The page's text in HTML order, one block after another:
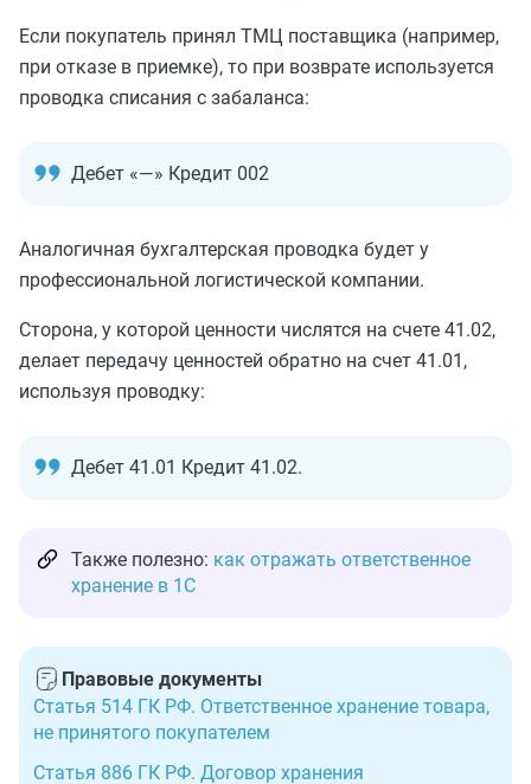
Если покупатель принял ТМЦ поставщика (например,
при отказе в приемке), то при возврате используется
проводка списания с забаланса:
Дебет «—» Кредит 002
Аналогичная бухгалтерская проводка будет у
профессиональной логистической компании.
Сторона, у которой ценности числятся на счете 41.02,
делает передачу ценностей обратно на счет 41.01,
используя проводку:
Дебет 41.01 Кредит 41.02.
Также полезно: как отражать ответственное
хранение в 1С
Правовые документы
Статья 514 ГК РФ. Ответственное хранение товара,
не принятого покупателем
Статья 886 ГК РФ. Договор хранения